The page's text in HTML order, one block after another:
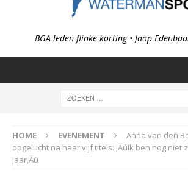
BGA leden flinke korting • Jaap
HOME EVENEMENT
Anna van den
opgelucht na haar vijf titels: ‚ÄúIk ben nog niet
jaar‚Äù